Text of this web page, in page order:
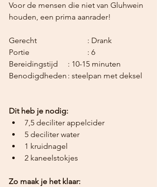
Voor de mensen die niet van Gluhwein
houden, een prima aanrader!
Gerecht			: Drank
Portie			: 6
Bereidingstijd	: 10-15 minuten
Benodigdheden	: steelpan met deksel
Dit heb je nodig:
7,5 deciliter appelcider
5 deciliter water
1 kruidnagel
2 kaneelstokjes
Zo maak je het klaar: